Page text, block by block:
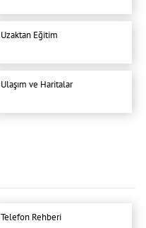
Uzaktan Eğitim
Ulaşım ve Haritalar
Telefon Rehberi